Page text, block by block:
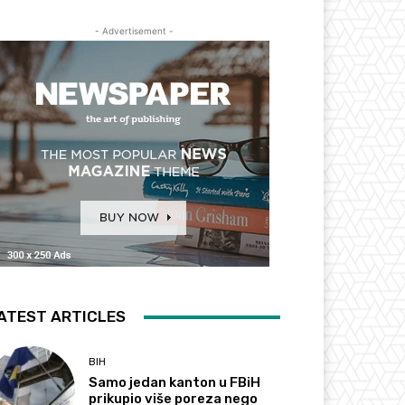
- Advertisement -
ARTICLES
BIH
Samo jedan kanton u FBiH
prikupio više poreza nego